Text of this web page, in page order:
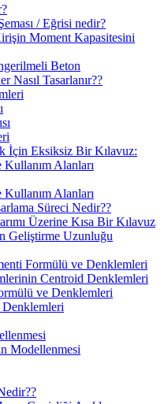
/ Eğrisi nedir?
Moment Kapasitesini
Beton
Nasıl Tasarlanır??
İçin Eksiksiz Bir Kılavuz:
Kullanım Alanları
Kullanım Alanları
Süreci Nedir??
Üzerine Kısa Bir Kılavuz
Geliştirme Uzunluğu
Formülü ve Denklemleri
Centroid Denklemleri
ve Denklemleri
Modellenmesi